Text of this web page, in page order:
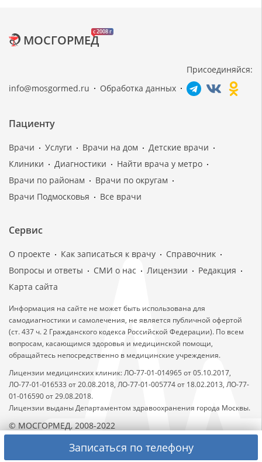
Записаться по телефону
c 2008 г
МОСГОРМЕД
info@mosgormed.ru Обработка данных
Присоединяйся:
Пациенту
Врачи Услуги Врачи на дом
Детские врачи
Клиники
Диагностики
Найти врача у метро
Врачи по районам
Врачи по округам
Врачи Подмосковья
Все врачи
Сервис
О проекте Как записаться к врачу
Справочник
Вопросы и ответы
СМИ о нас Лицензии
Редакция
Карта сайта
Информация на сайте не может быть использована для
самодиагностики и самолечения, не является публичной офертой
(ст. 437 ч. 2 Гражданского кодекса Российской Федерации). По всем
вопросам, касающимся здоровья и медицинской помощи,
обращайтесь непосредственно в медицинские учреждения.
Лицензии медицинских клиник: ЛО-77-01-014965 от 05.10.2017,
ЛО-77-01-016533 от 20.08.2018, ЛО-77-01-005774 от 18.02.2013, ЛО-77-
01-016590 от 29.08.2018.
Лицензии выданы Департаментом здравоохранения города Москвы.
© МОСГОРМЕД, 2008-2022